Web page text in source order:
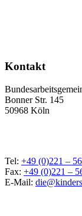
Kontakt
Bonner Str. 145
50968 Köln
Tel: +49 (0)221 –
Fax: +49 (0)221 –
E-Mail: